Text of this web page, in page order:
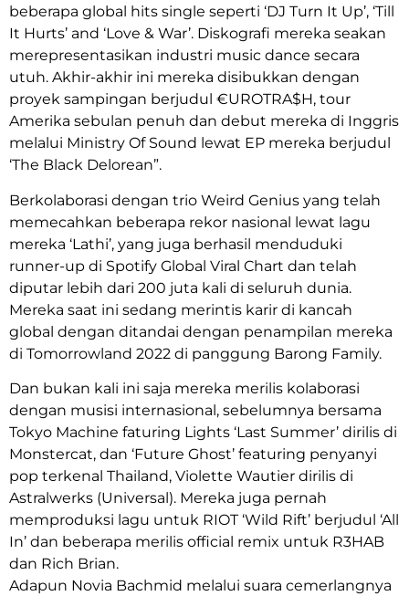
beberapa global hits single seperti ‘DJ Turn It Up’, ‘Till
It Hurts’ and ‘Love & War’. Diskografi mereka seakan
merepresentasikan industri music dance secara
utuh. Akhir-akhir ini mereka disibukkan dengan
proyek sampingan berjudul €UROTRA$H, tour
Amerika sebulan penuh dan debut mereka di Inggris
melalui Ministry Of Sound lewat EP mereka berjudul
‘The Black Delorean”.
Berkolaborasi dengan trio Weird Genius yang telah
memecahkan beberapa rekor nasional lewat lagu
mereka ‘Lathi’, yang juga berhasil menduduki
runner-up di Spotify Global Viral Chart dan telah
diputar lebih dari 200 juta kali di seluruh dunia.
Mereka saat ini sedang merintis karir di kancah
global dengan ditandai dengan penampilan mereka
di Tomorrowland 2022 di panggung Barong Family.
Dan bukan kali ini saja mereka merilis kolaborasi
dengan musisi internasional, sebelumnya bersama
Tokyo Machine faturing Lights ‘Last Summer’ dirilis di
Monstercat, dan ‘Future Ghost’ featuring penyanyi
pop terkenal Thailand, Violette Wautier dirilis di
Astralwerks (Universal). Mereka juga pernah
memproduksi lagu untuk RIOT ‘Wild Rift’ berjudul ‘All
In’ dan beberapa merilis official remix untuk R3HAB
dan Rich Brian.
Adapun Novia Bachmid melalui suara cemerlangnya